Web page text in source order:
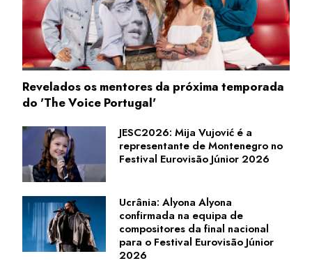
Revelados os mentores da próxima temporada
do 'The Voice Portugal'
JESC2026: Mija Vujović é a
representante de Montenegro no
Festival Eurovisão Júnior 2026
Ucrânia: Alyona Alyona
confirmada na equipa de
compositores da final nacional
para o Festival Eurovisão Júnior
2026